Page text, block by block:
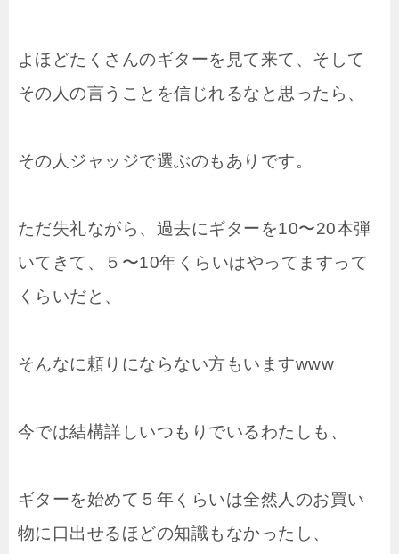
よほどたくさんのギターを見て来て、そして
その人の言うことを信じれるなと思ったら、
その人ジャッジで選ぶのもありです。
ただ失礼ながら、過去にギターを10〜20本弾
いてきて、５〜10年くらいはやってますって
くらいだと、
そんなに頼りにならない方もいますwww
今では結構詳しいつもりでいるわたしも、
ギターを始めて５年くらいは全然人のお買い
物に口出せるほどの知識もなかったし、